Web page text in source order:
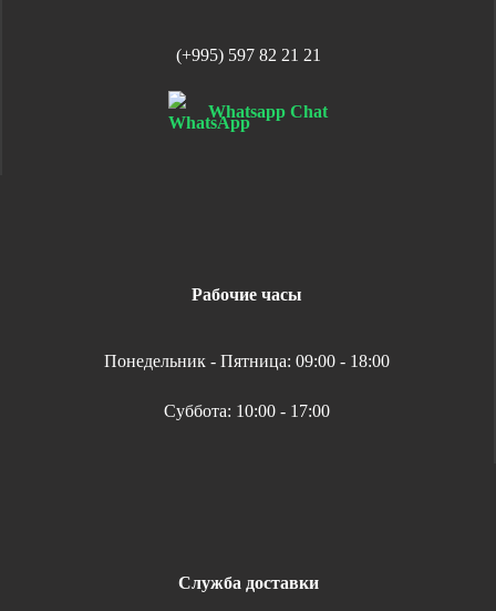
(+995) 597 82 21 21
Whatsapp Chat
Рабочие часы
Понедельник - Пятница: 09:00 - 18:00
Суббота: 10:00 - 17:00
Служба доставки